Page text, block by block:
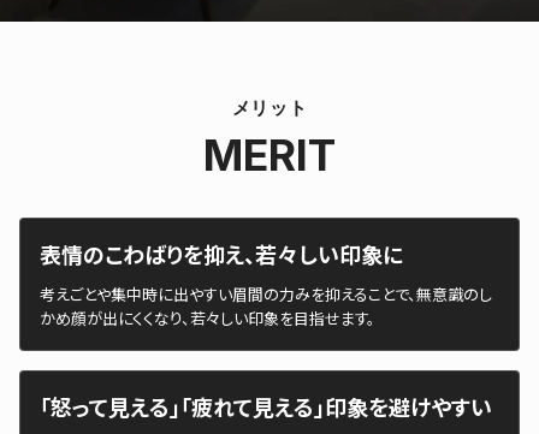
メリット
MERIT
表情のこわばりを抑え、若々しい印象に
考えごとや集中時に出やすい眉間の力みを抑えることで、無意識のし
かめ顔が出にくくなり、若々しい印象を目指せます。
「怒って見える」「疲れて見える」印象を避けやすい